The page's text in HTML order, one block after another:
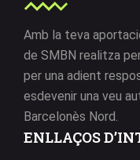
Amb la teva
de SMBN realitza
per una adient
esdevenir una veu
Barcelonès Nord.
ENLLAÇOS